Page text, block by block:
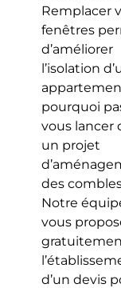
Remplacer
fenêtres
d’améliorer
l’isolation
pourquoi
vous lancer
un projet
des
Notre
vous
d’un devis